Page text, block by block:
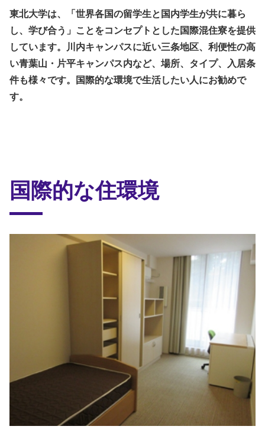
東北大学は、「世界各国の留学生と国内学生が共に暮ら
し、学び合う」ことをコンセプトとした国際混住寮を提供
しています。川内キャンパスに近い三条地区、利便性の高
い青葉山・片平キャンパス内など、場所、タイプ、入居条
件も様々です。国際的な環境で生活したい人にお勧めで
す。
国際的な住環境